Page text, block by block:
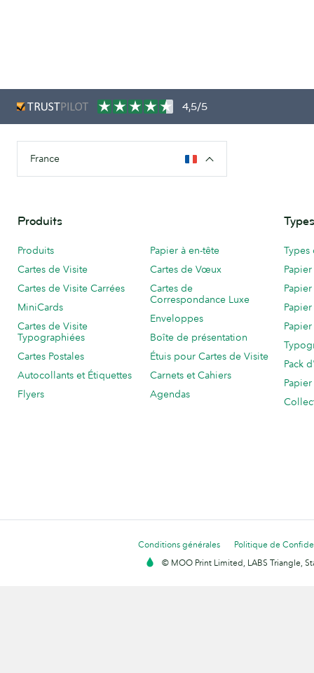
4,5/5
France
Produits
Produits
Cartes de Visite
Cartes de Visite Carrées
MiniCards
Cartes de Visite
Typographiées
Cartes Postales
Autocollants et Étiquettes
Flyers
Papier à en-tête
Cartes de Vœux
Cartes de
Correspondance Luxe
Enveloppes
Boîte de présentation
Étuis pour Cartes de Visite
Carnets et Cahiers
Agendas
Pack
Conditions générales
Politique de
© MOO Print Limited, LABS Triangle,